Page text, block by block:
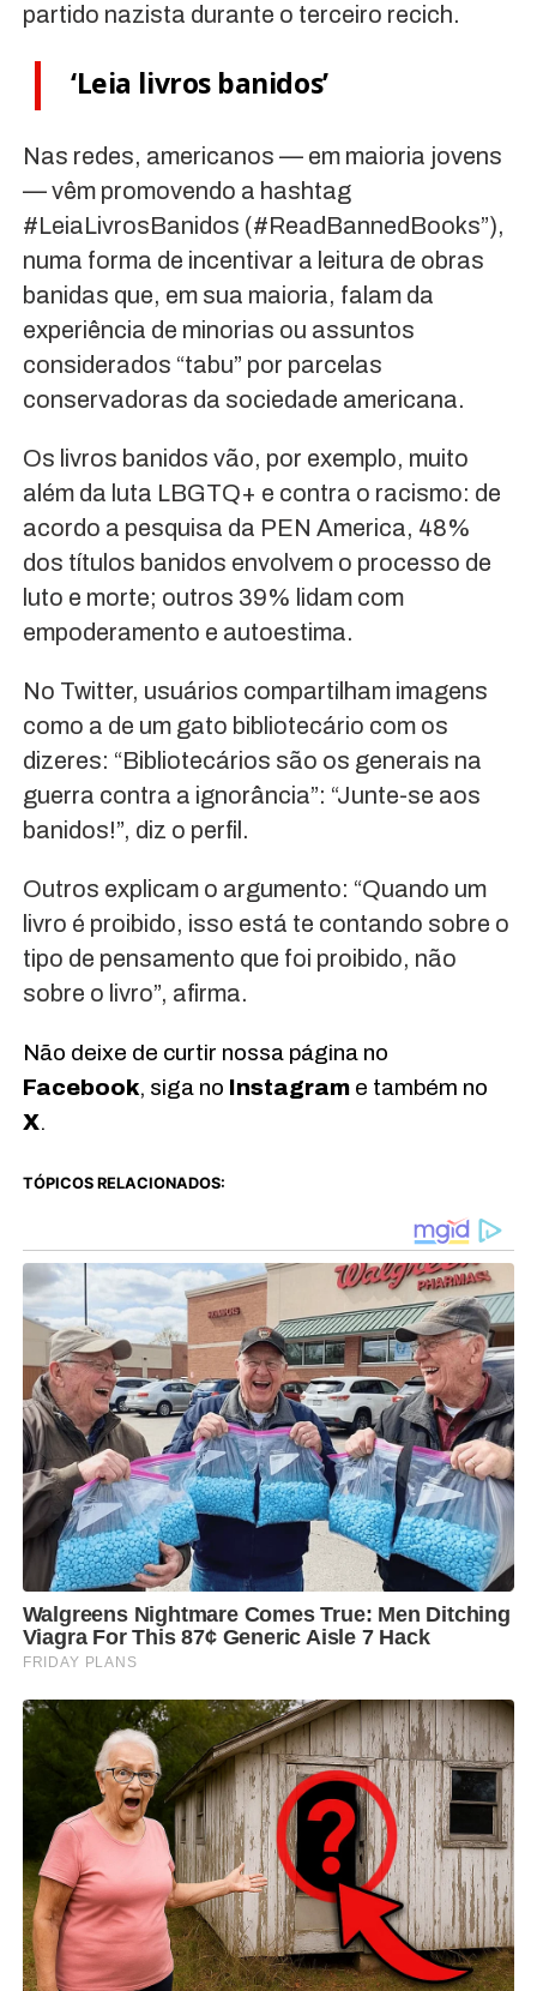
partido nazista durante o terceiro recich.
‘Leia livros banidos’
Nas redes, americanos — em maioria jovens
— vêm promovendo a hashtag
#LeiaLivrosBanidos (#ReadBannedBooks”),
numa forma de incentivar a leitura de obras
banidas que, em sua maioria, falam da
experiência de minorias ou assuntos
considerados “tabu” por parcelas
conservadoras da sociedade americana.
Os livros banidos vão, por exemplo, muito
além da luta LBGTQ+ e contra o racismo: de
acordo a pesquisa da PEN America, 48%
dos títulos banidos envolvem o processo de
luto e morte; outros 39% lidam com
empoderamento e autoestima.
No Twitter, usuários compartilham imagens
como a de um gato bibliotecário com os
dizeres: “Bibliotecários são os generais na
guerra contra a ignorância”: “Junte-se aos
banidos!”, diz o perfil.
Outros explicam o argumento: “Quando um
livro é proibido, isso está te contando sobre o
tipo de pensamento que foi proibido, não
sobre o livro”, afirma.
Não deixe de curtir nossa página no
Facebook, siga no Instagrame também no
X.
TÓPICOS RELACIONADOS: